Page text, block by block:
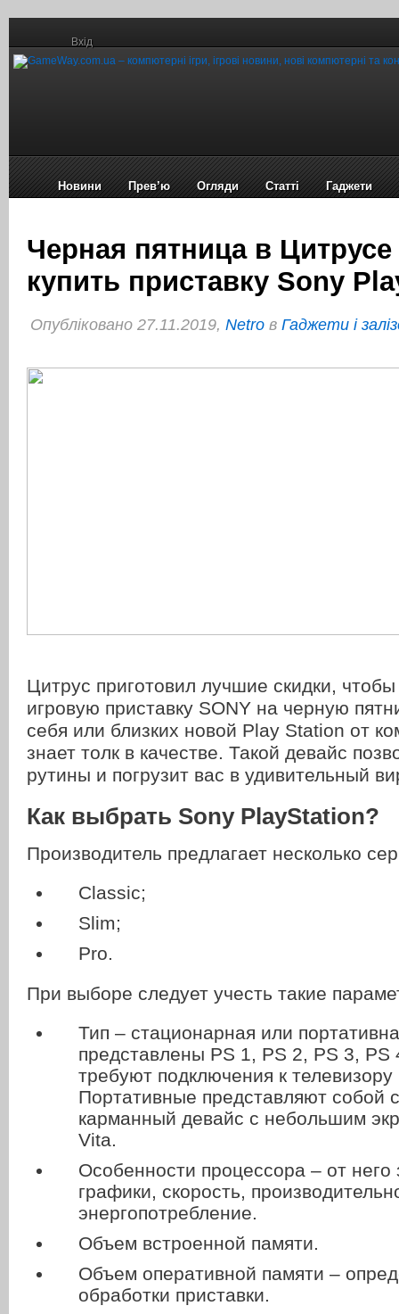
Вхід
Новини Прев’ю Огляди Статті Гаджети
Черная пятница в
купить приставку Sony
Опубліковано 27.11.2019, Netro в Гаджети і
Цитрус приготовил лучшие скидки,
игровую приставку SONY на черную
себя или близких новой Play Station от
знает толк в качестве. Такой девайс
рутины и погрузит вас в удивительный
Как выбрать Sony PlayStation?
Производитель предлагает несколько
Classic;
Slim;
Pro.
При выборе следует учесть такие
Тип – стационарная или
представлены PS 1, PS 2, PS 3,
требуют подключения к
Портативные представляют собой
карманный девайс с небольшим
Vita.
Особенности процессора – от него
графики, скорость,
энергопотребление.
Объем встроенной памяти.
Объем оперативной памяти –
обработки приставки.